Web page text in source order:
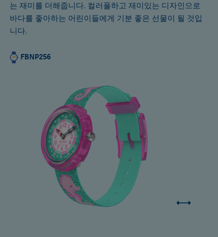
는 재미를 더해줍니다. 컬러풀하고 재미있는 디자인으로
바다를 좋아하는 어린이들에게 기분 좋은 선물이 될 것입
니다.
FBNP256